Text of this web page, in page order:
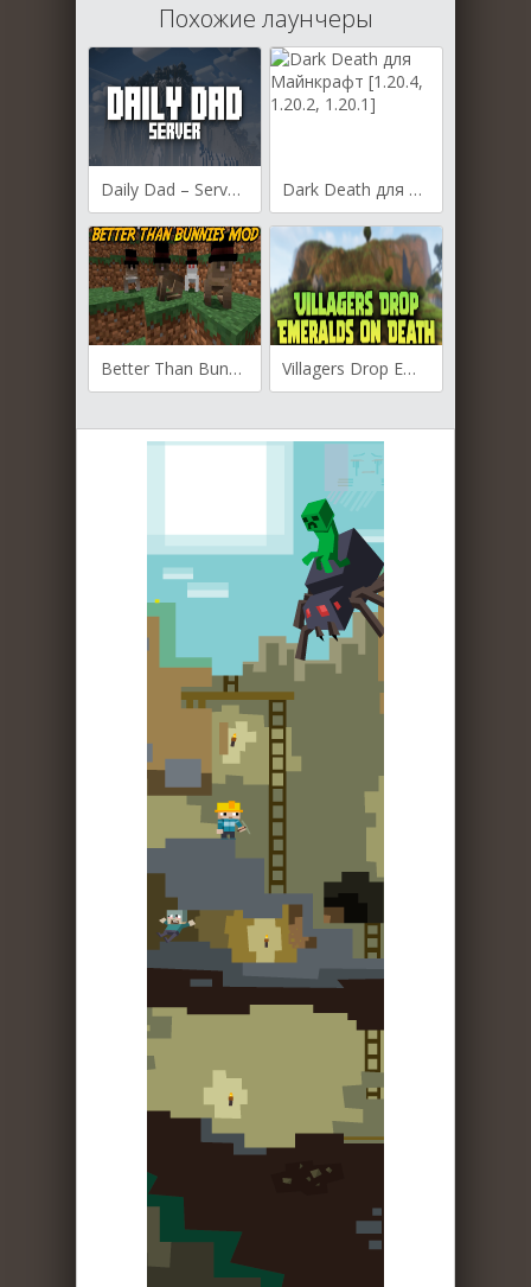
Похожие лаунчеры
Daily Dad – Server для Майнкрафт [1.20.4, 1.20.1, 1.19.4] Dark Death для Майнкрафт [1.20.4, 1.20.2, 1.20.1]
Better Than Bunnies для Майнкрафт [1.20.2, 1.20.1, 1.19.4] Villagers Drop Emeralds on Death для Майнкрафт [1.20.2, 1.20.1, 1.19.4]